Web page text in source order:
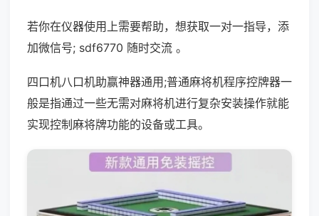
若你在仪器使用上需要帮助，想获取一对一指导，添
加微信号; sdf6770 随时交流 。
四口机八口机助赢神器通用;普通麻将机程序控牌器一
般是指通过一些无需对麻将机进行复杂安装操作就能
实现控制麻将牌功能的设备或工具。